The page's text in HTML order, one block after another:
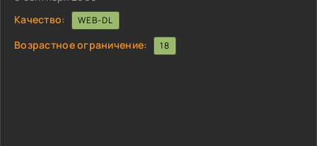
Качество:
WEB-DL
Возрастное ограничение: 18